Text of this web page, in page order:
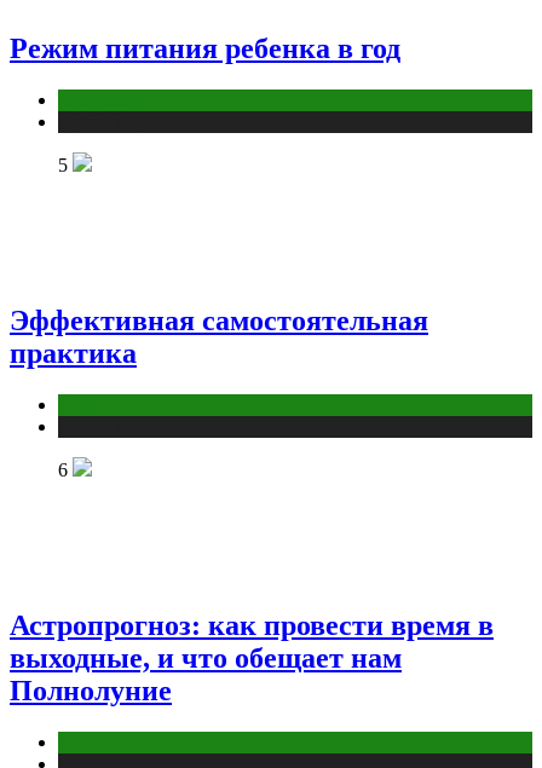
Режим питания ребенка в год
5
Эффективная самостоятельная
практика
6
Астропрогноз: как провести время в
выходные, и что обещает нам
Полнолуние